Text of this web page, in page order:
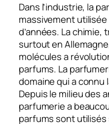
Dans l’industrie, la
massivement
d’années. La chimie,
surtout en
molécules a
parfums. La
domaine qui a connu
Depuis le milieu des
parfumerie a
parfums sont